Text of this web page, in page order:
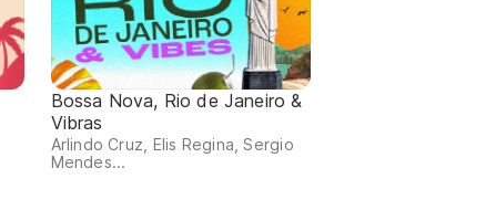
Bossa Nova, Rio de Janeiro &
Vibras
Arlindo Cruz, Elis Regina, Sergio
Mendes...